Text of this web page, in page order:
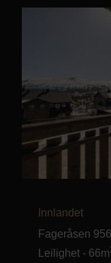
Innlandet
Fageråsen
Leilighet - 66m